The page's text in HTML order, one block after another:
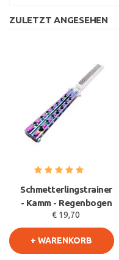
ZULETZT ANGESEHEN
Schmetterlingstrainer
- Kamm - Regenbogen
€ 19,70
+ WARENKORB